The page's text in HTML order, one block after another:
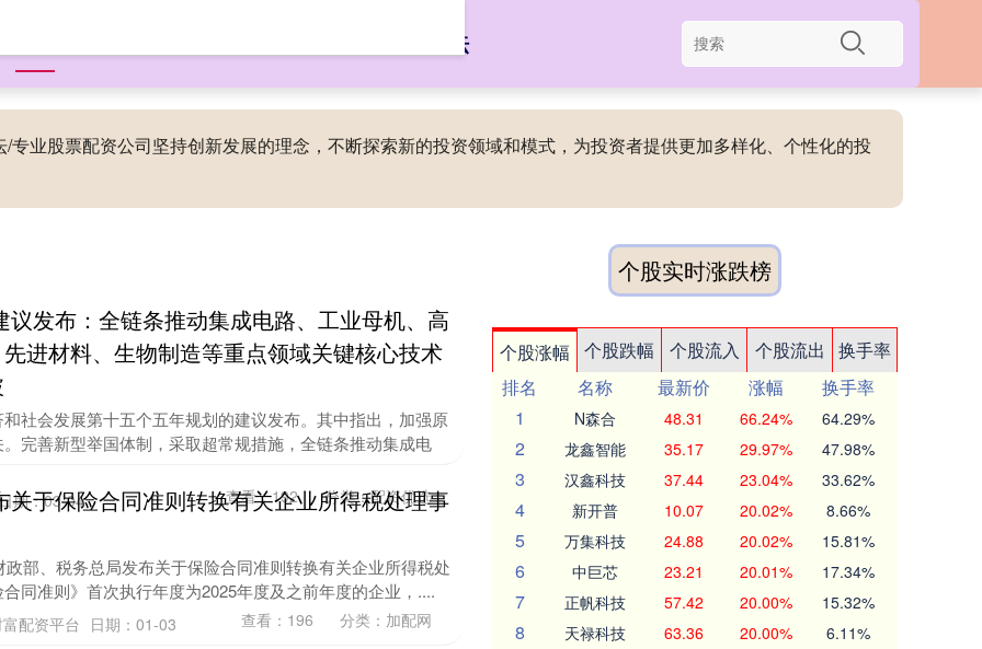
配资网上开户论坛
业股票配资公司坚持创新发展的理念，不断探索新的投资领域和模式，为投资者提供更加多样化、个性化的投
发布：全链条推动集成电路、工业母机、高
进材料、生物制造等重点领域关键核心技术
社会发展第十五个五年规划的建议发布。其中指出，加强原
完善新型举国体制，采取超常规措施，全链条推动集成电
期：03-04 查看：192 分类：配资优选
关于保险合同准则转换有关企业所得税处理事
部、税务总局发布关于保险合同准则转换有关企业所得税处
同准则》首次执行年度为2025年度及之前年度的企业，....
配资平台 日期：01-03 查看： 196 分类： 加配网
个股实时涨跌榜
个股涨幅 个股跌幅 个股流入 个股流出
换手率
排名
名称 最新价 涨幅
换手率
1
N森合 48.31 66.24% 64.29%
2 龙鑫智能 35.17 29.97% 47.98%
3 汉鑫科技 37.44 23.04% 33.62%
4 新开普 10.07 20.02% 8.66%
5 万集科技 24.88 20.02% 15.81%
6 中巨芯 23.21 20.01% 17.34%
7 正帆科技 57.42 20.00% 15.32%
8 天禄科技 63.36 20.00% 6.11%